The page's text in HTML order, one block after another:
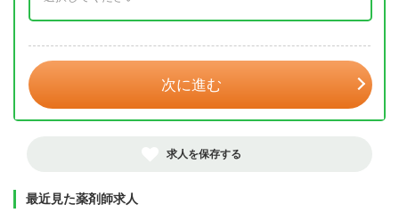
次に進む
求人を保存する
最近見た薬剤師求人